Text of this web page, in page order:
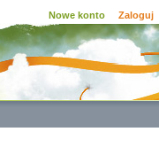
Nowe konto Zaloguj